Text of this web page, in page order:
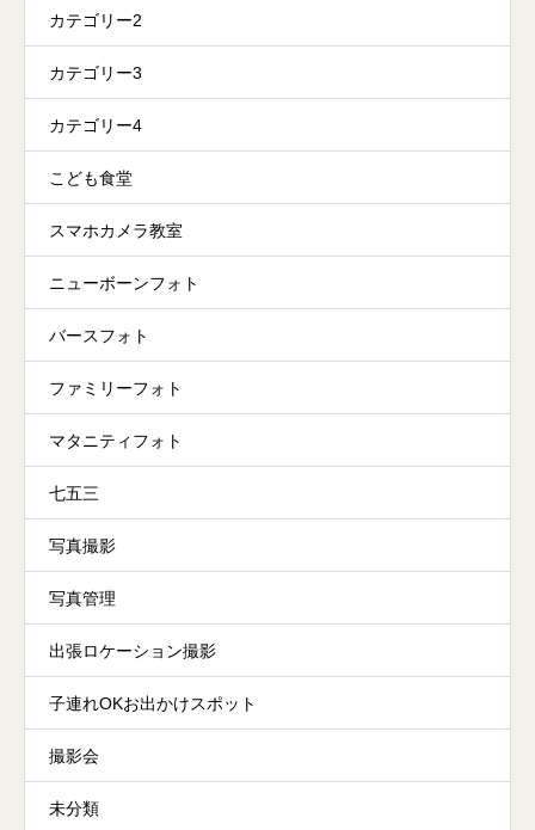
カテゴリー2
カテゴリー3
カテゴリー4
こども食堂
スマホカメラ教室
ニューボーンフォト
バースフォト
ファミリーフォト
マタニティフォト
七五三
写真撮影
写真管理
出張ロケーション撮影
子連れOKお出かけスポット
撮影会
未分類